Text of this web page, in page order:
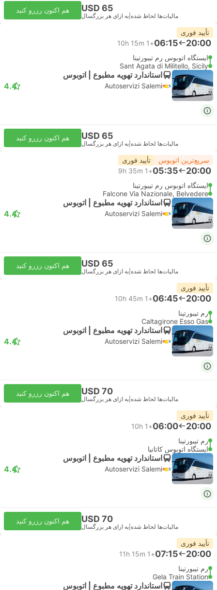
USD 65
مالیات‌ها لحاظ شده به ازای هر بزرگسال
هم اکنون رزرو کنید
تأیید فوری
20:00
06:15
+1
10h 15m
ایستگاه اتوبوس رم تیبورتینا
Sant Agata di Militello, Sicily
استاندارد تهویه مطبوع | اتوبوس
Autoservizi Salemi
4.4
USD 65
مالیات‌ها لحاظ شده به ازای هر بزرگسال
هم اکنون رزرو کنید
سریع‌ترین اتوبوس تأیید فوری
20:00
05:35
+1
9h 35m
ایستگاه اتوبوس رم تیبورتینا
Falcone Via Nazionale, Belvedere
استاندارد تهویه مطبوع | اتوبوس
Autoservizi Salemi
4.4
USD 65
مالیات‌ها لحاظ شده به ازای هر بزرگسال
هم اکنون رزرو کنید
تأیید فوری
20:00
06:45
+1
10h 45m
رم تیبورتینا
Caltagirone Esso Gas
استاندارد تهویه مطبوع | اتوبوس
Autoservizi Salemi
4.4
USD 70
مالیات‌ها لحاظ شده به ازای هر بزرگسال
هم اکنون رزرو کنید
تأیید فوری
20:00
06:00
+1
10h
رم تیبورتینا
ایستگاه اتوبوس کاتانیا
استاندارد تهویه مطبوع | اتوبوس
Autoservizi Salemi
4.4
USD 70
مالیات‌ها لحاظ شده به ازای هر بزرگسال
هم اکنون رزرو کنید
تأیید فوری
20:00
07:15
+1
11h 15m
رم تیبورتینا
Gela Train Station
استاندارد تهویه مطبوع | اتوبوس